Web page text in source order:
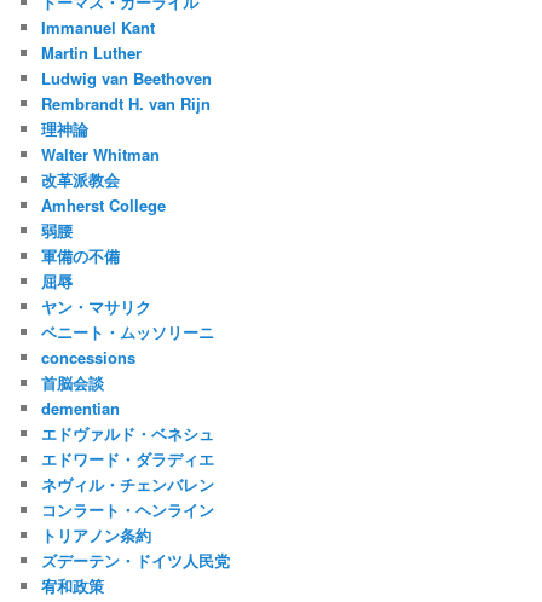
Immanuel Kant
Martin Luther
Ludwig van Beethoven
Rembrandt H. van Rijn
理神論
Walter Whitman
改革派教会
Amherst College
弱腰
軍備の不備
屈辱
ヤン・マサリク
ベニート・ムッソリーニ
concessions
首脳会談
dementian
エドヴァルド・ベネシュ
エドワード・ダラディエ
ネヴィル・チェンバレン
コンラート・ヘンライン
トリアノン条約
ズデーテン・ドイツ人民党
宥和政策